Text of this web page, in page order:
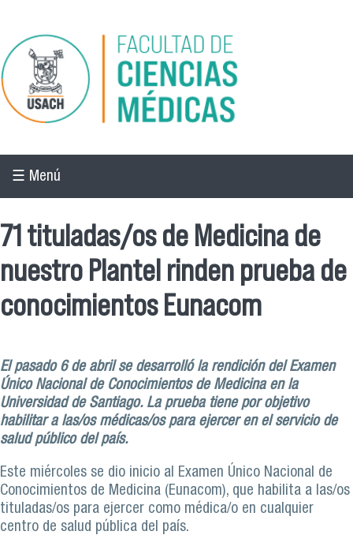
Pasar al contenido principal
☰ Menú
71 tituladas/os de Medicina de
nuestro Plantel rinden prueba de
conocimientos Eunacom
El pasado 6 de abril se desarrolló la rendición del Examen
Único Nacional de Conocimientos de Medicina en la
Universidad de Santiago. La prueba tiene por objetivo
habilitar a las/os médicas/os para ejercer en el servicio de
salud público del país.
Este miércoles se dio inicio al Examen Único Nacional de
Conocimientos de Medicina (Eunacom), que habilita a las/os
tituladas/os para ejercer como médica/o en cualquier
centro de salud pública del país.